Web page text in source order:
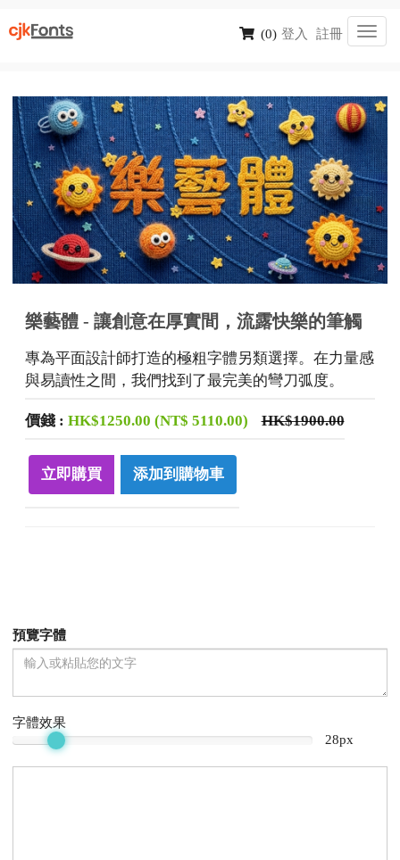
登入 註冊
(0)
樂藝體 - 讓創意在厚實間，流露快樂的筆觸
專為平面設計師打造的極粗字體另類選擇。在力量感
與易讀性之間，我們找到了最完美的彎刀弧度。
價錢 : HK$1250.00 (NT$ 5110.00) HK$1900.00
立即購買 添加到購物車
預覽字體
字體效果
28px